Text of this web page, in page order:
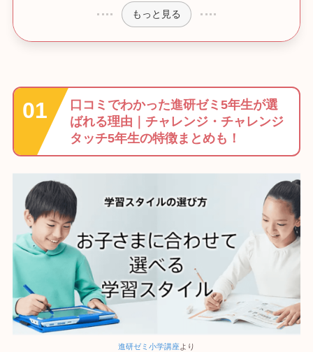
もっと見る
口コミでわかった進研ゼミ5年生が選
ばれる理由｜チャレンジ・チャレンジ
タッチ5年生の特徴まとめも！
進研ゼミ小学講座より